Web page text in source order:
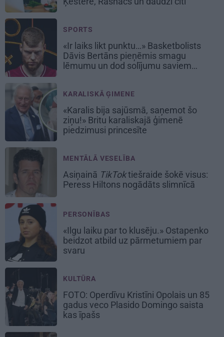
SPORTS
«Ir laiks likt punktu…» Basketbolists
Dāvis Bertāns pieņēmis smagu
lēmumu un dod solījumu saviem
KARALISKĀ ĢIMENE
«Karalis bija sajūsmā, saņemot šo
ziņu!» Britu karaliskajā ģimenē
piedzimusi princesīte
MENTĀLĀ VESELĪBA
Asiņainā TikToktiešraide šokē visus:
Peress Hiltons nogādāts slimnīcā
PERSONĪBAS
«Ilgu laiku par to klusēju.» Ostapenko
beidzot atbild uz pārmetumiem par
svaru
KULTŪRA
FOTO: Operdīvu Kristīni Opolais un 85
gadus veco Plasido Domingo saista
kas īpašs